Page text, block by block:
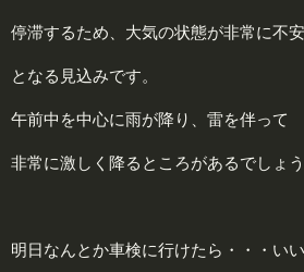
停滞するため、大気の状態が非常に不
となる見込みです。
午前中を中心に雨が降り、雷を伴って
非常に激しく降るところがあるでしょう
明日なんとか車検に行けたら・・・い